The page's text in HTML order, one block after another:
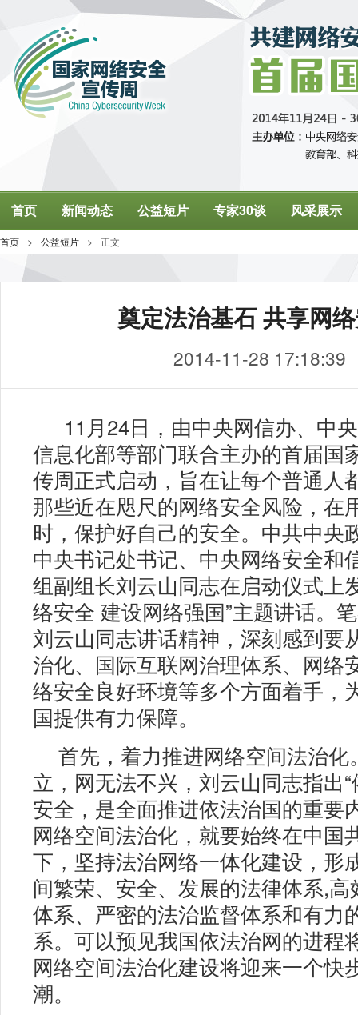
奠定法治基石 共享网
2014-11-28 17:18:39
11月24日，由中央网信办、中
信息化部等部门联合主办的首届国
传周正式启动，旨在让每个普通人
那些近在咫尺的网络安全风险，在
时，保护好自己的安全。中共中央
中央书记处书记、中央网络安全和
组副组长刘云山同志在启动仪式上
络安全 建设网络强国”主题讲话。
刘云山同志讲话精神，深刻感到要
治化、国际互联网治理体系、网络
络安全良好环境等多个方面着手，
国提供有力保障。
首先，着力推进网络空间法治化
立，网无法不兴，刘云山同志指出
安全，是全面推进依法治国的重要
网络空间法治化，就要始终在中国
下，坚持法治网络一体化建设，形
间繁荣、安全、发展的法律体系,
体系、严密的法治监督体系和有力
系。可以预见我国依法治网的进程
网络空间法治化建设将迎来一个快
潮。